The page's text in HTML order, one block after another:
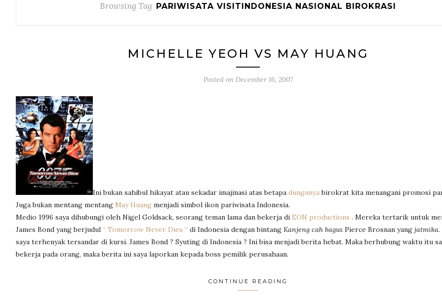
Browsing Tag PARIWISATA VISITINDONESIA NASIONAL BIROKRASI
MICHELLE YEOH VS MAY HUANG
Posted on December 16, 2007
Ini bukan sahibul hikayat atau sekadar imajinasi atas betapa dungunyabirokrat kita menangani promosi
Juga bukan mentang mentang May Huang menjadi simbol ikon pariwisata Indonesia.
Medio 1996 saya dihubungi oleh Nigel Goldsack, seorang teman lama dan bekerja di EON productions . Mereka tertarik untuk
James Bond yang berjudul “ Tomorrow Never Dies “ di Indonesia dengan bintang Kanjeng cah bagus Pierce Brosnan yang jatmika.
saya terhenyak tersandar di kursi. James Bond ? Syuting di Indonesia ? Ini bisa menjadi berita hebat. Maka berhubung waktu itu
bekerja pada orang, maka berita ini saya laporkan kepada boss pemilik perusahaan.
CONTINUE READING